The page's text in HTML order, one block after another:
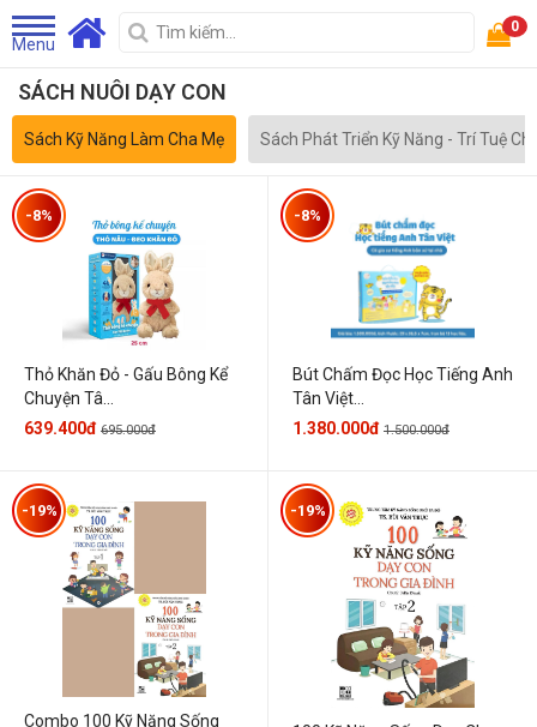
Menu
0
SÁCH NUÔI DẠY CON
Sách Kỹ Năng Làm Cha Mẹ Sách Phát Triển Kỹ Năng - Trí Tuệ
Thỏ Khăn Đỏ - Gấu Bông Kể
Chuyện Tâ...
-8%
639.400đ 695.000đ
Bút Chấm Đọc Học Tiếng Anh
Tân Việt...
-8%
1.380.000đ 1.500.000đ
Combo 100 Kỹ Năng Sống
-19% -19%